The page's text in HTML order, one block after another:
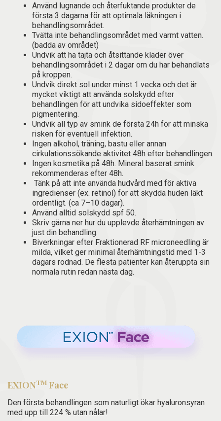
Använd lugnande och återfuktande produkter de
första 3 dagarna för att optimala läkningen i
behandlingsområdet.
Tvätta inte behandlingsområdet med varmt vatten.
(badda av området)
Undvik att ha tajta och åtsittande kläder över
behandlingsområdet i 2 dagar om du har behandlats
på kroppen.
Undvik direkt sol under minst 1 vecka och det är
mycket viktigt att använda solskydd efter
behandlingen för att undvika sidoeffekter som
pigmentering.
Undvik all typ av smink de första 24h för att minska
risken för eventuell infektion.
Ingen alkohol, träning, bastu eller annan
cirkulationssökande aktivitet 48h efter behandlingen.
Ingen kosmetika på 48h. Mineral baserat smink
rekommenderas efter 48h.
Tänk på att inte använda hudvård med för aktiva
ingredienser (ex. retinol) för att skydda huden läkt
ordentligt. (ca 7–10 dagar).
Använd alltid solskydd spf 50.
Skriv gärna ner hur du upplevde återhämtningen av
just din behandling.
Biverkningar efter Fraktionerad RF microneedling är
milda, vilket ger minimal återhämtningstid med 1-3
dagars rodnad. De flesta patienter kan återuppta sin
normala rutin redan nästa dag.
EXIONTM Face
Den första behandlingen som naturligt ökar hyaluronsyran
med upp till 224 % utan nålar!